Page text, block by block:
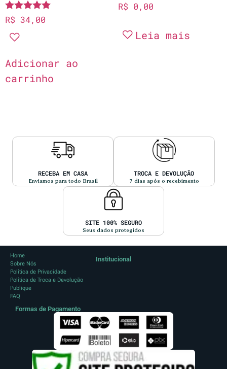
Avaliação
5.00
de 5
R$ 34,00
Adicionar ao
carrinho
R$ 0,00
Leia mais
RECEBA EM CASA
Enviamos para todo Brasil
TROCA E DEVOLUÇÃO
7 dias após o recebimento
SITE 100% SEGURO
Seus dados protegidos
Institucional
Home
Sobre Nós
Política de Privacidade
Política de Troca e Devolução
Publique
FAQ
Formas de Pagamento